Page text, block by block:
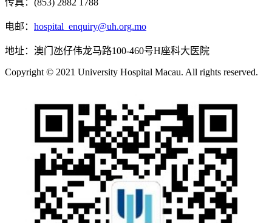
电邮： hospital_enquiry@uh.org.mo
地址：澳门氹仔伟龙马路100-460号H座科大医院
Copyright © 2021 University Hospital Macau. All rights reserved.